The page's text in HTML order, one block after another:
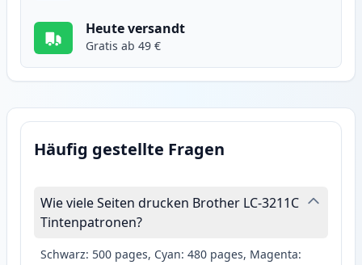
Heute versandt
Gratis ab 49 €
Häufig gestellte Fragen
Wie viele Seiten drucken Brother LC-3211C
Tintenpatronen?
Schwarz: 500 pages, Cyan: 480 pages, Magenta: